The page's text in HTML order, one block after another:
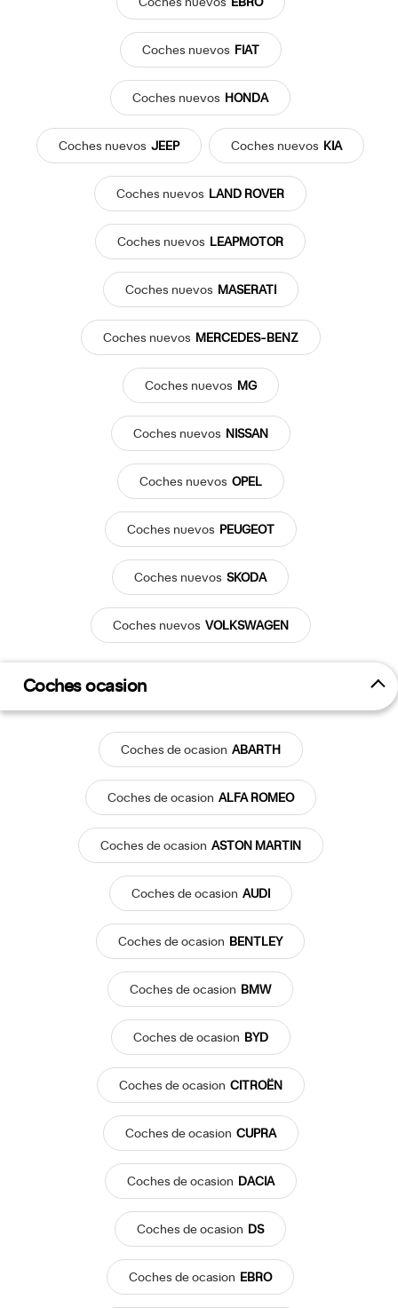
Coches nuevos EBRO
Coches nuevos FIAT
Coches nuevos HONDA
Coches nuevos JEEP Coches nuevos KIA
Coches nuevos LAND ROVER
Coches nuevos LEAPMOTOR
Coches nuevos MASERATI
Coches nuevos MERCEDES-BENZ
Coches nuevos MG
Coches nuevos NISSAN
Coches nuevos OPEL
Coches nuevos PEUGEOT
Coches nuevos SKODA
Coches nuevos VOLKSWAGEN
Coches ocasion
Coches de ocasion ABARTH
Coches de ocasion ALFA ROMEO
Coches de ocasion ASTON MARTIN
Coches de ocasion AUDI
Coches de ocasion BENTLEY
Coches de ocasion BMW
Coches de ocasion BYD
Coches de ocasion CITROËN
Coches de ocasion CUPRA
Coches de ocasion DACIA
Coches de ocasion DS
Coches de ocasion EBRO